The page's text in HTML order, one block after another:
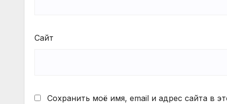
Сайт
Сохранить моё имя, email и адрес сайта в